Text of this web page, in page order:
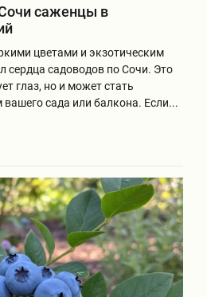
Сочи саженцы в
цветами и экзотическим
сердца садоводов по Сочи. Это
глаз, но и может стать
сада или балкона. Если...